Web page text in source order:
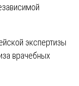
экспертизы
врачебных